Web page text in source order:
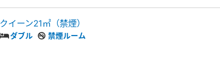
クイーン21㎡（禁煙）
ダブル 禁煙ルーム